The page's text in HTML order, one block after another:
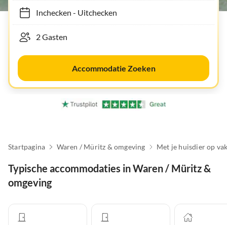
Inchecken- Uitchecken
Accommodatie Zoeken
Startpagina Waren / Müritz & omgeving Met je huisdier op
Typische accommodaties in Waren / Müritz &
omgeving